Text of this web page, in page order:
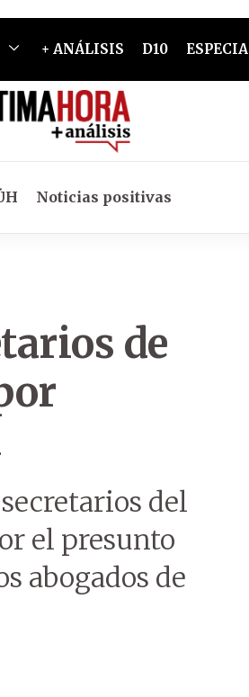
+ ANÁLISIS D10
Noticias positivas
de
del
el presunto
abogados de